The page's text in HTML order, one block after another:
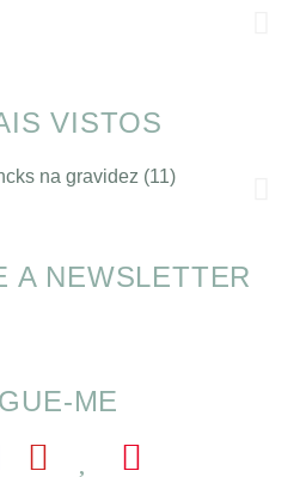
VISTOS
de Pequenos Almoços
A NEWSLETTER
ME